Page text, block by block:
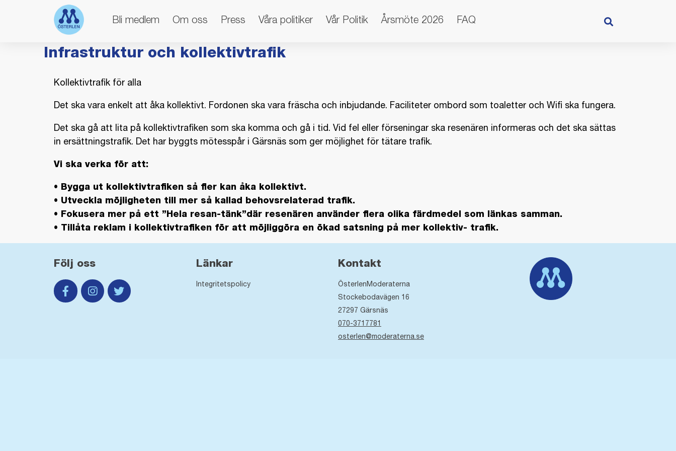
Bli medlem Om oss Press Våra politiker Vår Politik Årsmöte 2026 FAQ
Infrastruktur och kollektivtrafik
Kollektivtrafik för alla
Det ska vara enkelt att åka kollektivt. Fordonen ska vara fräscha och inbjudande. Faciliteter ombord som toaletter och Wifi ska fungera.
Det ska gå att lita på kollektivtrafiken som ska komma och gå i tid. Vid fel eller förseningar ska resenären informeras och det ska sättas
in ersättningstrafik. Det har byggts mötesspår i Gärsnäs som ger möjlighet för tätare trafik.
Vi ska verka för att:
• Bygga ut kollektivtrafiken så fler kan åka kollektivt.
• Utveckla möjligheten till mer så kallad behovsrelaterad trafik.
• Fokusera mer på ett ”Hela resan-tänk”där resenären använder flera olika färdmedel som länkas samman.
• Tillåta reklam i kollektivtrafiken för att möjliggöra en ökad satsning på mer kollektiv- trafik.
Följ oss Länkar
Integritetspolicy
Kontakt
ÖsterlenModeraterna
Stockebodavägen 16
27297 Gärsnäs
070-3717781
osterlen@moderaterna.se